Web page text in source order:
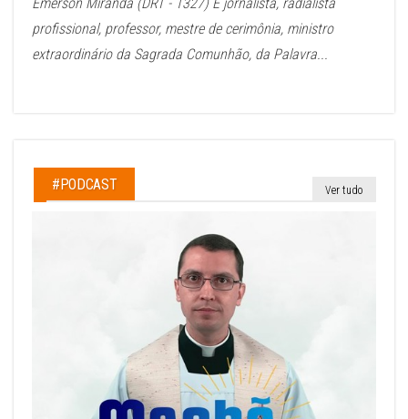
profissional, professor, mestre de cerimônia, ministro
extraordinário da Sagrada Comunhão, da Palavra...
#PODCAST Ver tudo